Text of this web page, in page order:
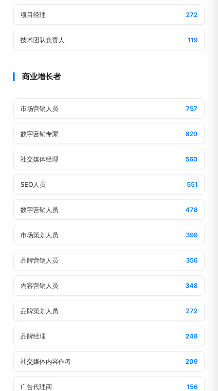
项目经理 272
技术团队负责人 119
商业增长者
市场营销人员 757
数字营销专家 620
社交媒体经理 560
SEO人员 551
数字营销人员 478
市场策划人员 399
品牌营销人员 356
内容营销人员 348
品牌策划人员 272
品牌经理 248
社交媒体内容作者 209
广告代理商 156